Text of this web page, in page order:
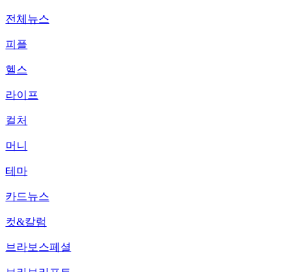
전체뉴스
피플
헬스
라이프
컬처
머니
테마
카드뉴스
컷&칼럼
브라보스페셜